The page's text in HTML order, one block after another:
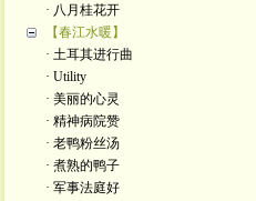
· 八月桂花开
【春江水暖】
· 土耳其进行曲
· Utility
· 美丽的心灵
· 精神病院赞
· 老鸭粉丝汤
· 煮熟的鸭子
· 军事法庭好